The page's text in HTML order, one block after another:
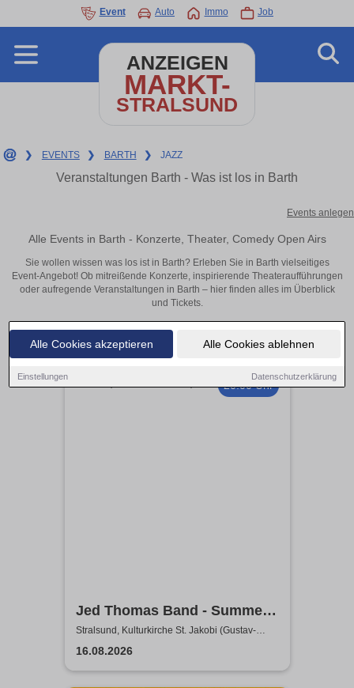
Alle Cookies akzeptieren Alle Cookies ablehnen
Einstellungen Datenschutzerklärung
Event Auto Immo Job
ANZEIGEN
MARKT-
STRALSUND
❯ EVENTS ❯ BARTH ❯ JAZZ
Veranstaltungen Barth - Was ist los in Barth
Events anlegen
Alle Events in Barth - Konzerte, Theater, Comedy Open Airs
Sie wollen wissen was los ist in Barth? Erleben Sie in Barth vielseitiges
Event-Angebot! Ob mitreißende Konzerte, inspirierende Theateraufführungen
oder aufregende Veranstaltungen in Barth – hier finden alles im Überblick
und Tickets.
20:00 Uhr
Jed Thomas Band - Summer
Tour 2026
Stralsund, Kulturkirche St. Jakobi (Gustav-
Adolf-Saal)
16.08.2026